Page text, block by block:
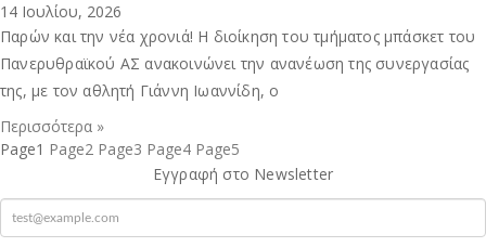
14 Ιουλίου, 2026
Παρών και την νέα χρονιά! Η διοίκηση του τμήματος μπάσκετ του
Πανερυθραϊκού ΑΣ ανακοινώνει την ανανέωση της συνεργασίας
της, με τον αθλητή Γιάννη Ιωαννίδη, ο
Περισσότερα »
Page1 Page2 Page3 Page4 Page5
Εγγραφή στο Newsletter
mail